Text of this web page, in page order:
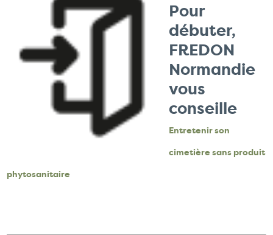
Pour
débuter,
FREDON
Normandie
vous
conseille
Entretenir son
cimetière sans produit
phytosanitaire